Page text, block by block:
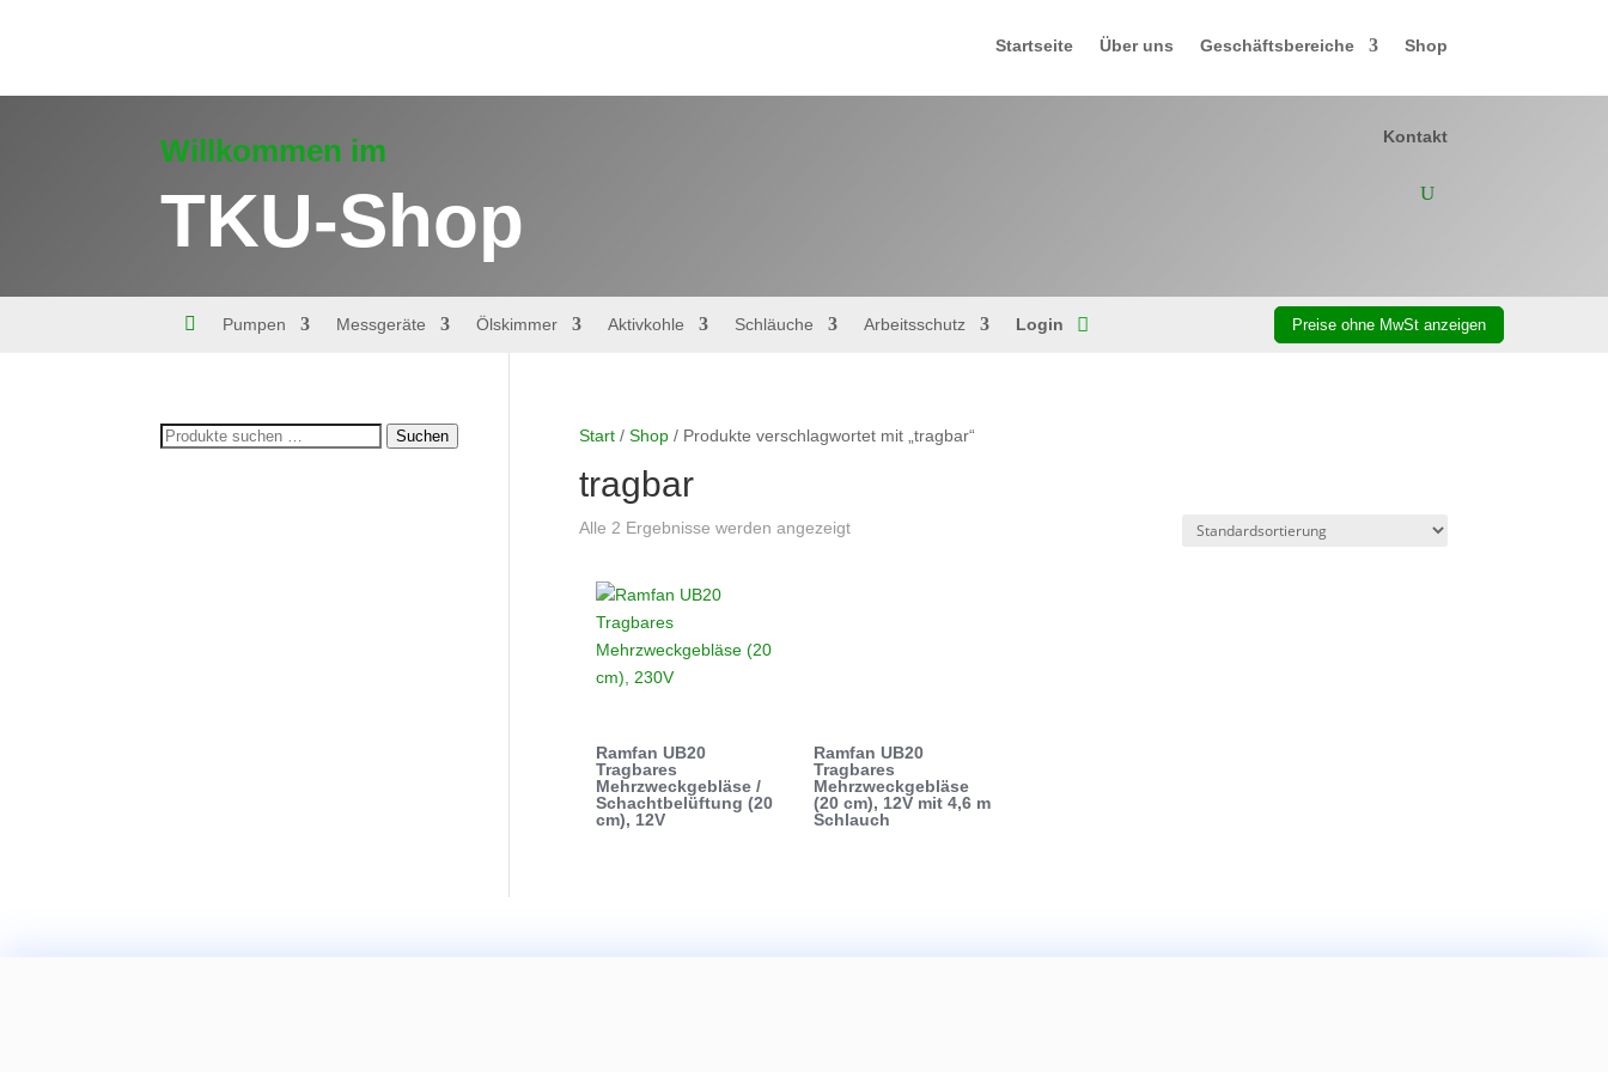
Startseite Über uns Geschäftsbereiche Shop
Kontakt
Willkommen im
TKU-Shop
 Pumpen Messgeräte Ölskimmer Aktivkohle Schläuche Arbeitsschutz Login
Start/ Shop/ Produkte verschlagwortet mit „tragbar“
tragbar
Alle 2 Ergebnisse werden angezeigt
Ramfan UB20
Tragbares
Mehrzweckgebläse /
Schachtbelüftung (20
cm), 12V
Ramfan UB20
Tragbares
Mehrzweckgebläse
(20 cm), 12V mit 4,6 m
Schlauch
Suchen
Suchen